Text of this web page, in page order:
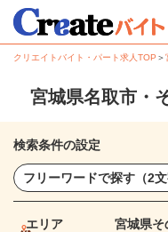
クリエイトバイト・パート求人TOP ＞
宮城県名取市・
検索条件の設定
エリア 宮城県そ